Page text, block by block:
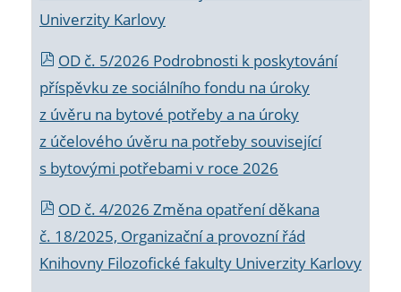
Univerzity Karlovy
OD č. 5/2026 Podrobnosti k poskytování
příspěvku ze sociálního fondu na úroky
z úvěru na bytové potřeby a na úroky
z účelového úvěru na potřeby související
s bytovými potřebami v roce 2026
OD č. 4/2026 Změna opatření děkana
č. 18/2025, Organizační a provozní řád
Knihovny Filozofické fakulty Univerzity Karlovy